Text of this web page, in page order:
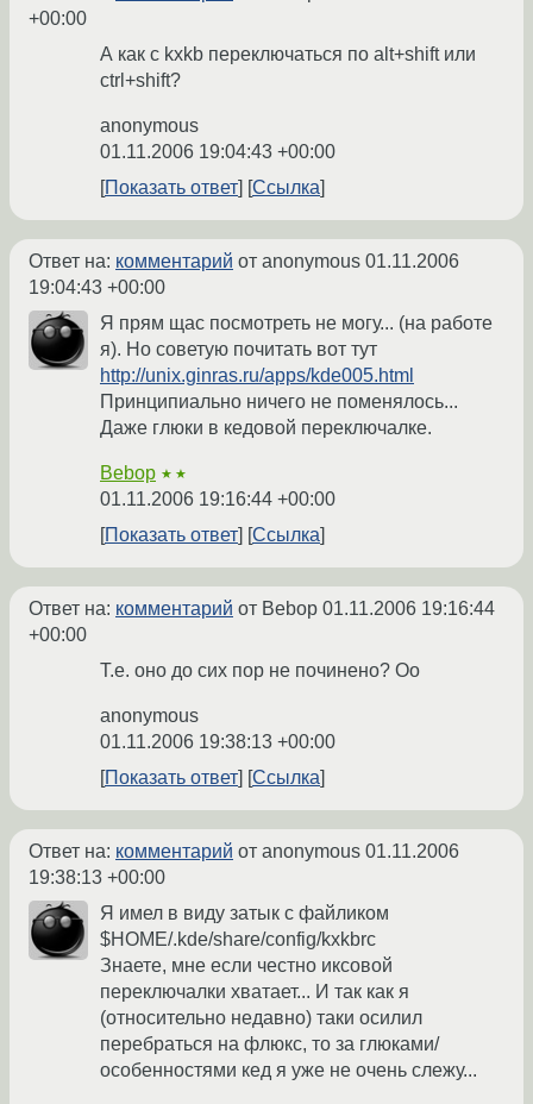
+00:00
А как с kxkb переключаться по alt+shift или
ctrl+shift?
anonymous
01.11.2006 19:04:43 +00:00
Показать ответ
Ссылка
Ответ на: комментарий от anonymous 01.11.2006
19:04:43 +00:00
Я прям щас посмотреть не могу... (на работе
я). Но советую почитать вот тут
http://unix.ginras.ru/apps/kde005.html
Принципиально ничего не поменялось...
Даже глюки в кедовой переключалке.
Bebop ★★
01.11.2006 19:16:44 +00:00
Показать ответ
Ссылка
Ответ на: комментарий от Bebop 01.11.2006 19:16:44
+00:00
Т.е. оно до сих пор не починено? Оо
anonymous
01.11.2006 19:38:13 +00:00
Показать ответ
Ссылка
Ответ на: комментарий от anonymous 01.11.2006
19:38:13 +00:00
Я имел в виду затык с файликом
$HOME/.kde/share/config/kxkbrc
Знаете, мне если честно иксовой
переключалки хватает... И так как я
(относительно недавно) таки осилил
перебраться на флюкс, то за глюками/
особенностями кед я уже не очень слежу...